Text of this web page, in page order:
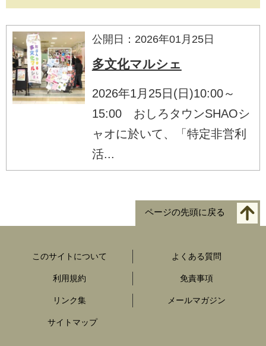
公開日：2026年01月25日
多文化マルシェ
2026年1月25日(日)10:00～
15:00 おしろタウンSHAOシ
ャオに於いて、「特定非営利
活...
ページの先頭に戻る
このサイトについて よくある質問
利用規約 免責事項
リンク集 メールマガジン
サイトマップ